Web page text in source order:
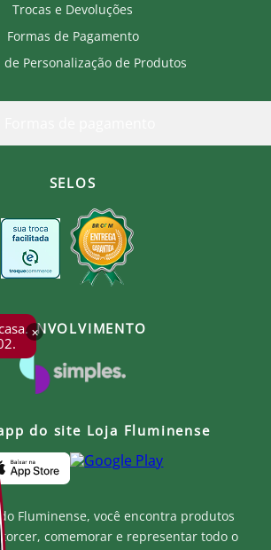
×
Fluminense, você encontra produtos
comemorar e representar todo o
Trocas e Devoluções
Formas de Pagamento
de Personalização de Produtos
SELOS
do site Loja Fluminense